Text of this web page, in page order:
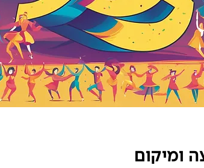
ומיקום